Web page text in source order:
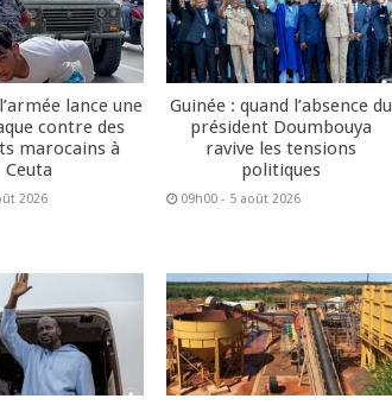
lance une
contre des
marocains à
Ceuta
2026
Guinée : quand l’absence du
président Doumbouya
ravive les tensions
politiques
09h00 - 5 août 2026